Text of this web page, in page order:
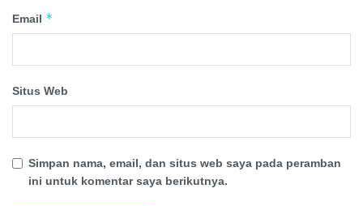
Email *
Situs Web
Simpan nama, email, dan situs web saya pada peramban
ini untuk komentar saya berikutnya.